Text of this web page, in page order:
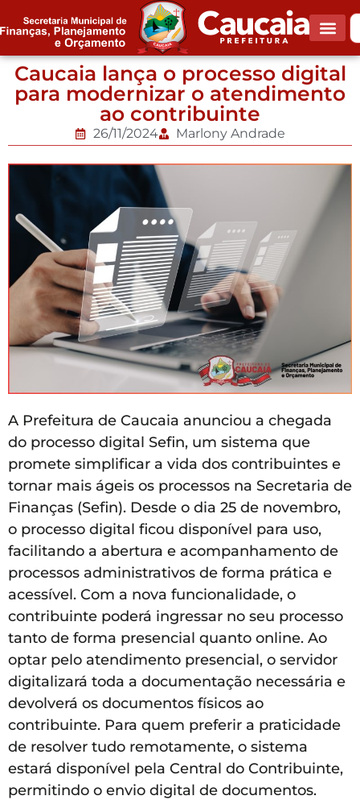
Caucaia lança o processo digital
para modernizar o atendimento
ao contribuinte
26/11/2024 Marlony Andrade
A Prefeitura de Caucaia anunciou a chegada
do processo digital Sefin, um sistema que
promete simplificar a vida dos contribuintes e
tornar mais ágeis os processos na Secretaria de
Finanças (Sefin). Desde o dia 25 de novembro,
o processo digital ficou disponível para uso,
facilitando a abertura e acompanhamento de
processos administrativos de forma prática e
acessível. Com a nova funcionalidade, o
contribuinte poderá ingressar no seu processo
tanto de forma presencial quanto online. Ao
optar pelo atendimento presencial, o servidor
digitalizará toda a documentação necessária e
devolverá os documentos físicos ao
contribuinte. Para quem preferir a praticidade
de resolver tudo remotamente, o sistema
estará disponível pela Central do Contribuinte,
permitindo o envio digital de documentos.